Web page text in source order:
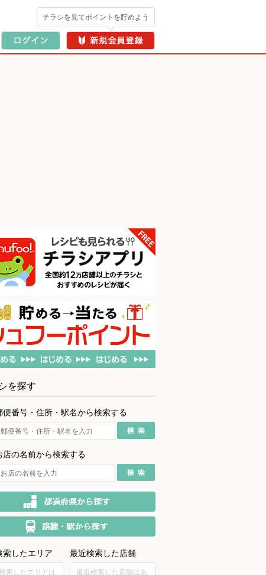
チラシを見てポイントを貯めよう
を探す
便番号・住所・駅名から検索する
店の名前から検索する
索したエリア
索したエリアは
最近検索した店舗
最近検索した店舗はあ